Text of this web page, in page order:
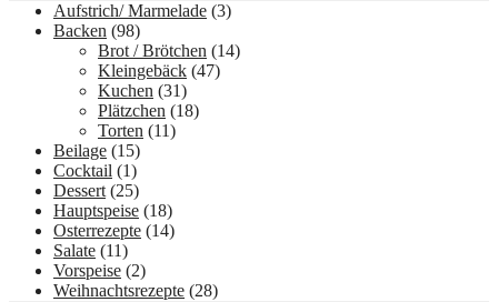
Aufstrich/ Marmelade (3)
Backen (98)
Brot / Brötchen (14)
Kleingebäck (47)
Kuchen (31)
Plätzchen (18)
Torten (11)
Beilage (15)
Cocktail (1)
Dessert (25)
Hauptspeise (18)
Osterrezepte (14)
Salate (11)
Vorspeise (2)
Weihnachtsrezepte (28)